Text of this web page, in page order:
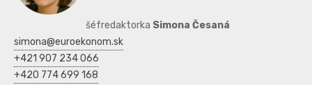
šéfredaktorka Simona Česaná
simona@euroekonom.sk
+421 907 234 066
+420 774 699 168